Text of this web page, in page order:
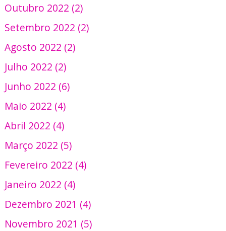
Outubro 2022 (2)
Setembro 2022 (2)
Agosto 2022 (2)
Julho 2022 (2)
Junho 2022 (6)
Maio 2022 (4)
Abril 2022 (4)
Março 2022 (5)
Fevereiro 2022 (4)
Janeiro 2022 (4)
Dezembro 2021 (4)
Novembro 2021 (5)